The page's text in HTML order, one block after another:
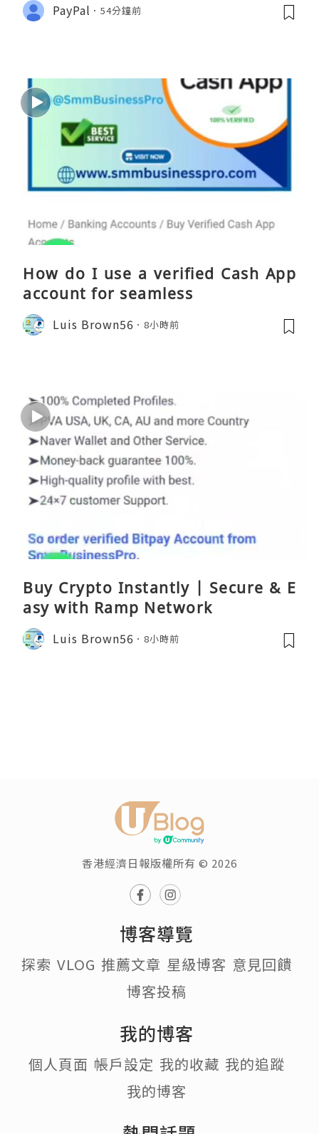
PayPal 54分鐘前
How do I use a verified Cash App
account for seamless
Luis Brown56 8小時前
Buy Crypto Instantly | Secure & E
asy with Ramp Network
Luis Brown56 8小時前
香港經濟日報版權所有 © 2026
博客導覽
探索 VLOG 推薦文章 星級博客 意見回饋
博客投稿
我的博客
個人頁面 帳戶設定 我的收藏 我的追蹤
我的博客